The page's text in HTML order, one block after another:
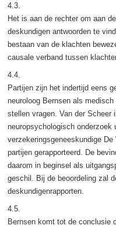
4.3.
Het is aan de rechter om aan
deskundigen antwoorden te
bestaan van de klachten
causale verband tussen
4.4.
Partijen zijn het indertijd eens
neuroloog Bernsen als
stellen vragen. Van der Scheer
neuropsychologisch onderzoek
verzekeringsgeneeskundige
partijen gerapporteerd. De
daarom in beginsel als
geschil. Bij de beoordeling zal
deskundigenrapporten.
4.5.
Bernsen komt tot de conclusie